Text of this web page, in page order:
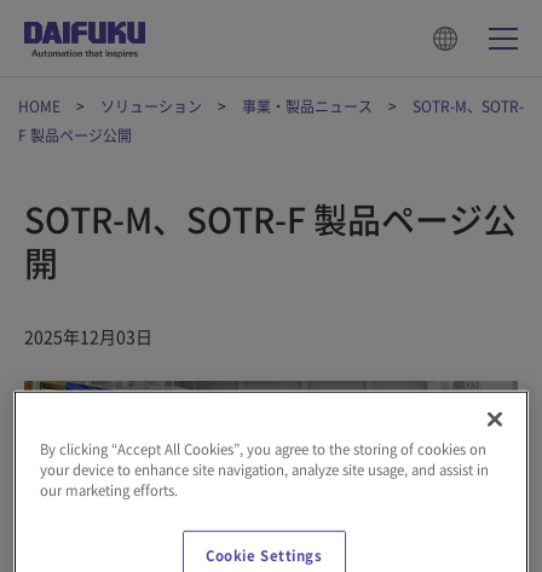
HOME ソリューション 事業・製品ニュース
SOTR-M、SOTR-
F 製品ページ公開
SOTR-M、SOTR-F 製品ページ公
開
2025年12月03日
By clicking “Accept All Cookies”, you agree to the storing of cookies on
your device to enhance site navigation, analyze site usage, and assist in
our marketing efforts.
Cookie Settings